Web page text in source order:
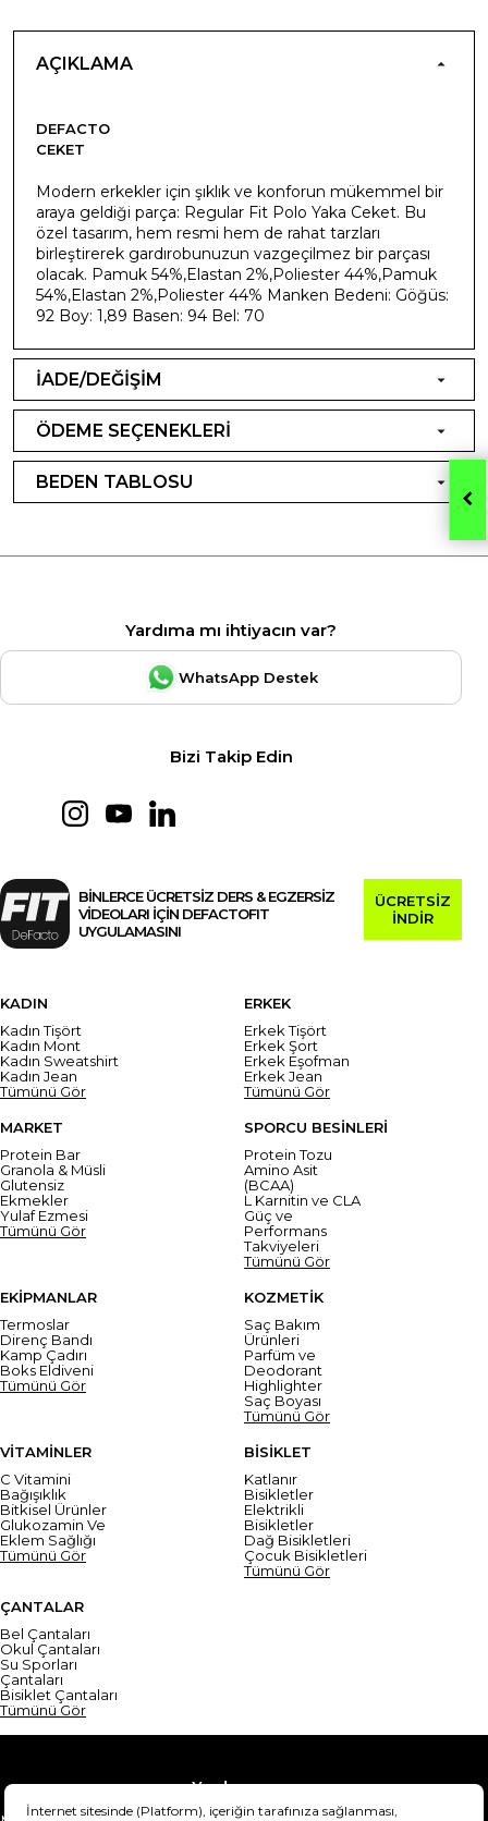
AÇIKLAMA
DEFACTO
CEKET
Modern erkekler için şıklık ve konforun mükemmel bir
araya geldiği parça: Regular Fit Polo Yaka Ceket. Bu
özel tasarım, hem resmi hem de rahat tarzları
birleştirerek gardırobunuzun vazgeçilmez bir parçası
olacak. Pamuk 54%,Elastan 2%,Poliester 44%,Pamuk
54%,Elastan 2%,Poliester 44% Manken Bedeni: Göğüs:
92 Boy: 1,89 Basen: 94 Bel: 70
İADE/DEĞİŞİM
ÖDEME SEÇENEKLERİ
BEDEN TABLOSU
Yardıma mı ihtiyacın var?
WhatsApp Destek
Bizi Takip Edin
BİNLERCE ÜCRETSİZ DERS & EGZERSİZ
VİDEOLARI İÇİN DEFACTOFIT
UYGULAMASINI
ÜCRETSİZ
İNDİR
KADIN
Kadın Tişört
Kadın Mont
Kadın Sweatshirt
Kadın Jean
Tümünü Gör
ERKEK
Erkek Tişört
Erkek Şort
Erkek Eşofman
Erkek Jean
Tümünü Gör
MARKET
Protein Bar
Granola & Müsli
Glutensiz
Ekmekler
Yulaf Ezmesi
Tümünü Gör
SPORCU BESİNLERİ
Protein Tozu
Amino Asit
(BCAA)
L Karnitin ve CLA
Güç ve
Performans
Takviyeleri
Tümünü Gör
EKİPMANLAR
Termoslar
Direnç Bandı
Kamp Çadırı
Boks Eldiveni
Tümünü Gör
KOZMETİK
Saç Bakım
Ürünleri
Parfüm ve
Deodorant
Highlighter
Saç Boyası
Tümünü Gör
VİTAMİNLER
C Vitamini
Bağışıklık
Bitkisel Ürünler
Glukozamin Ve
Eklem Sağlığı
Tümünü Gör
BİSİKLET
Katlanır
Bisikletler
Elektrikli
Bisikletler
Dağ Bisikletleri
Çocuk Bisikletleri
Tümünü Gör
ÇANTALAR
Bel Çantaları
Okul Çantaları
Su Sporları
Çantaları
Bisiklet Çantaları
Tümünü Gör
Yardım